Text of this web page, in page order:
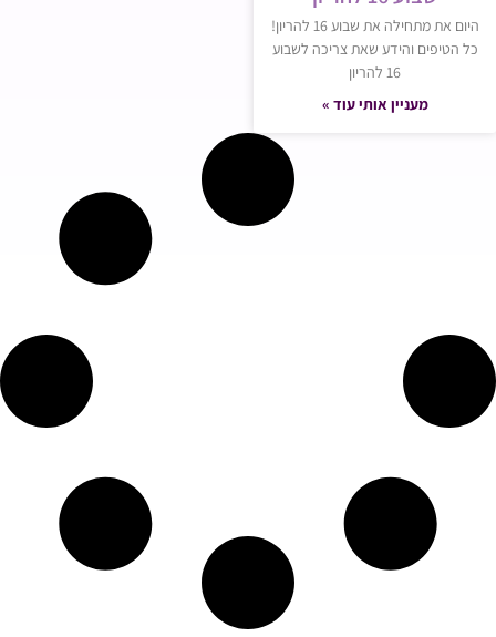
היום את מתחילה את שבוע 16 להריון!
כל הטיפים והידע שאת צריכה לשבוע
16 להריון
מעניין אותי עוד »